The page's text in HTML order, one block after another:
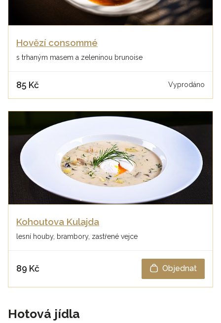
Hovězí consommé
s trhaným masem a zeleninou brunoise
85 Kč Vyprodáno
Kohoutova Kulajda
lesní houby, brambory, zastřené vejce
89 Kč Objednat
Hotová jídla